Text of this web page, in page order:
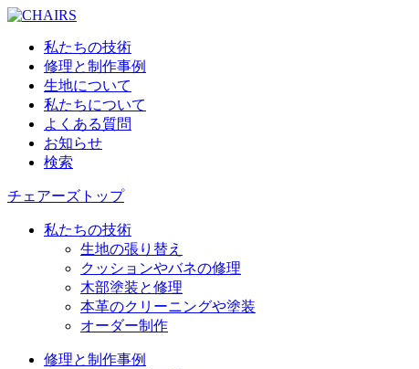
私たちの技術
修理と制作事例
生地について
私たちについて
よくある質問
お知らせ
検索
チェアーズトップ
私たちの技術
生地の張り替え
クッションやバネの修理
木部塗装と修理
本革のクリーニングや塗装
オーダー制作
修理と制作事例